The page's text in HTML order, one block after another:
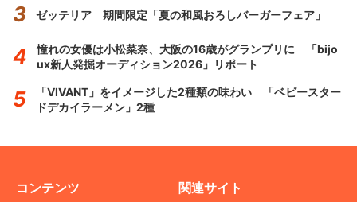
ゼッテリア 期間限定「夏の和風おろしバーガーフェア」
憧れの女優は小松菜奈、大阪の16歳がグランプリに 「bijo
ux新人発掘オーディション2026」リポート
「VIVANT」をイメージした2種類の味わい 「ベビースター
ドデカイラーメン」2種
コンテンツ 関連サイト